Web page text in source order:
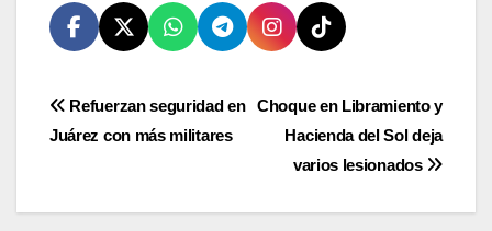
Navegación
entradas
Choque en Libramiento y
Hacienda del Sol deja
varios lesionados
Refuerzan seguridad en
Juárez con más militares